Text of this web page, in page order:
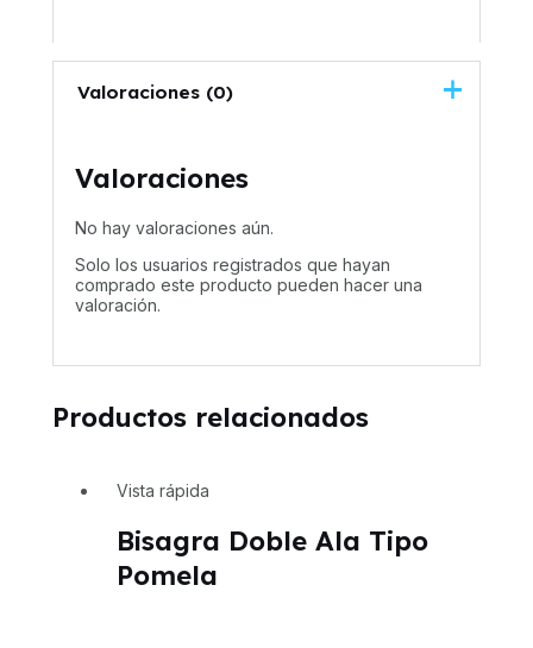
Valoraciones (0)
Valoraciones
No hay valoraciones aún.
Solo los usuarios registrados que hayan
comprado este producto pueden hacer una
valoración.
Productos relacionados
Vista rápida
Bisagra Doble Ala Tipo
Pomela